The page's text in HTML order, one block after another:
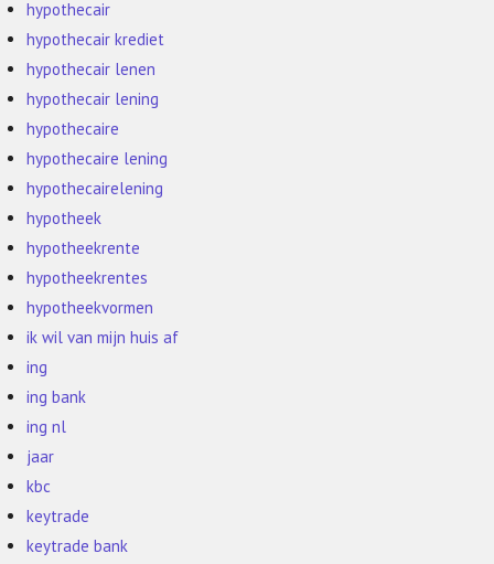
hypothecair
hypothecair krediet
hypothecair lenen
hypothecair lening
hypothecaire
hypothecaire lening
hypothecairelening
hypotheek
hypotheekrente
hypotheekrentes
hypotheekvormen
ik wil van mijn huis af
ing
ing bank
ing nl
jaar
kbc
keytrade
keytrade bank